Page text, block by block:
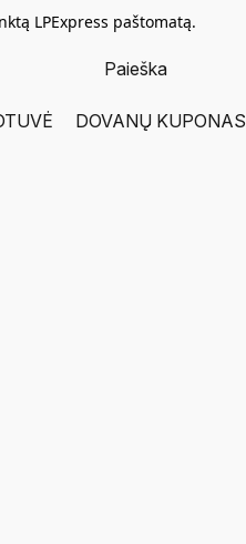
LPExpress paštomatą.
DOVANŲ KUPONAS